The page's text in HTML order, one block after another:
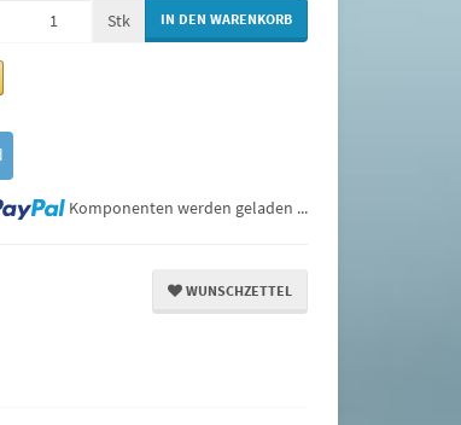
Stk IN DEN WARENKORB
Loading...
Komponenten werden geladen ...
WUNSCHZETTEL